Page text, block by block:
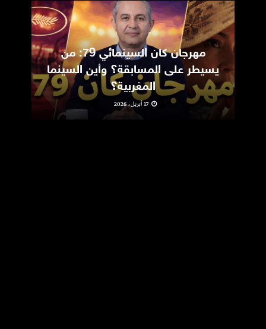
مهرجان كان السينمائي 79: من
يسيطر على المسابقة؟ وأين السينما
المغربية؟
17 أبريل، 2026